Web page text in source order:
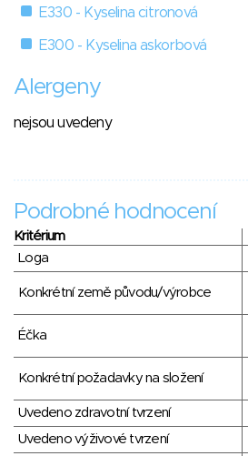
E330 - Kyselina citronová
E300 - Kyselina askorbová
Alergeny
nejsou uvedeny
Podrobné hodnocení
Kritérium
Loga
Konkrétní země původu/výrobce
Éčka
Konkrétní požadavky na složení
Uvedeno zdravotní tvrzení
Uvedeno výživové tvrzení